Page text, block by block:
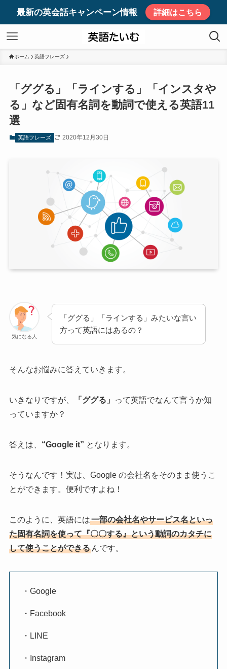
最新の英会話キャンペーン情報 詳細はこちら
ホーム 英語フレーズ
「ググる」「ラインする」「インスタや
る」など固有名詞を動詞で使える英語11
選
英語フレーズ 2020年12月30日
気になる人
「ググる」「ラインする」みたいな言い
方って英語にはあるの？
そんなお悩みに答えていきます。
いきなりですが、 「ググる」
って英語でなんて言うか知
っていますか？
答えは、 “Google it” となります。
そうなんです！実は、Google の会社名をそのまま使うこ
とができます。便利ですよね！
このように、英語には一部の会社名やサービス名といっ
た固有名詞を使って『〇〇する』という動詞のカタチに
して使うことができるんです。
・Google
・Facebook
・LINE
・Instagram